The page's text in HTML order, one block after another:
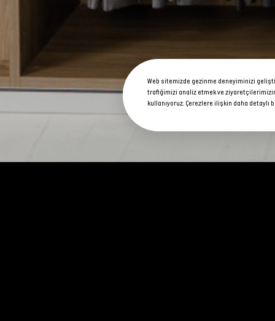
Web sitemizde gezinme deneyiminizi
trafiğimizi analiz etmek ve
kullanıyoruz. Çerezlere ilişkin daha detaylı